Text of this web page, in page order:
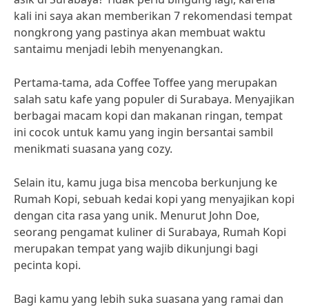
kali ini saya akan memberikan 7 rekomendasi tempat
nongkrong yang pastinya akan membuat waktu
santaimu menjadi lebih menyenangkan.
Pertama-tama, ada Coffee Toffee yang merupakan
salah satu kafe yang populer di Surabaya. Menyajikan
berbagai macam kopi dan makanan ringan, tempat
ini cocok untuk kamu yang ingin bersantai sambil
menikmati suasana yang cozy.
Selain itu, kamu juga bisa mencoba berkunjung ke
Rumah Kopi, sebuah kedai kopi yang menyajikan kopi
dengan cita rasa yang unik. Menurut John Doe,
seorang pengamat kuliner di Surabaya, Rumah Kopi
merupakan tempat yang wajib dikunjungi bagi
pecinta kopi.
Bagi kamu yang lebih suka suasana yang ramai dan